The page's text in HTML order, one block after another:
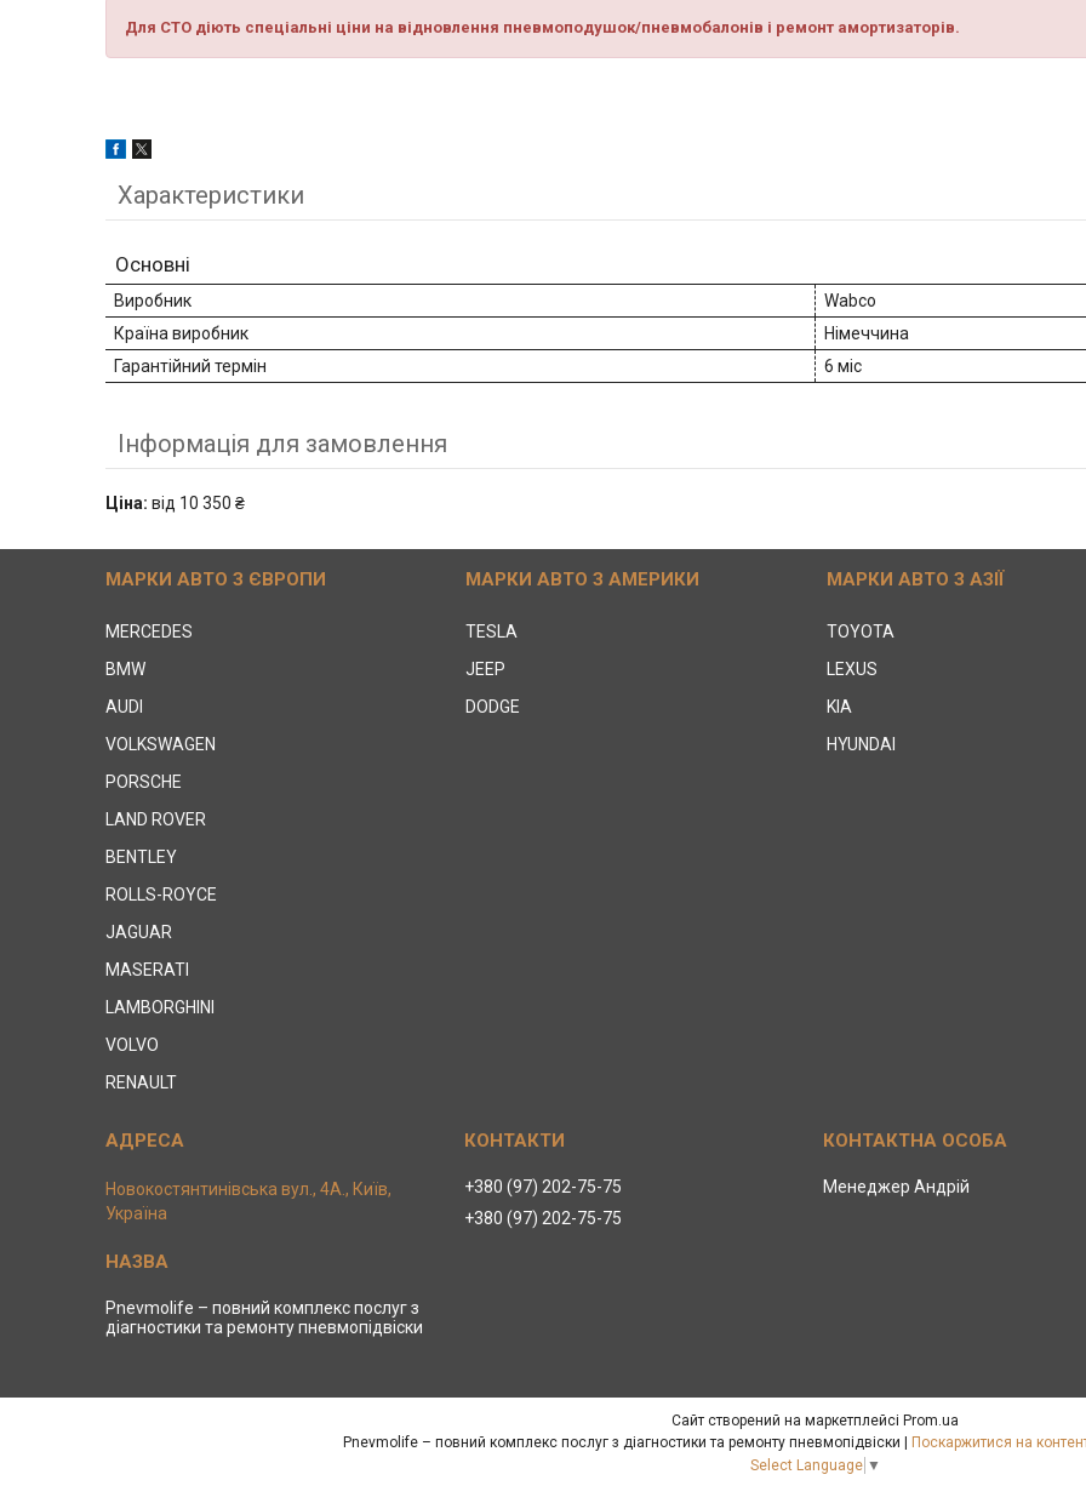
Для СТО діють спеціальні ціни на відновлення пневмоподушок/пневмобалонів і ремонт амортизаторів.
Характеристики
Основні
Виробник
Wabco
Країна виробник
Німеччина
Гарантійний термін
6 міс
Інформація для замовлення
Ціна: від 10 350 ₴
МАРКИ АВТО З ЄВРОПИ
MERCEDES
BMW
AUDI
VOLKSWAGEN
PORSCHE
LAND ROVER
BENTLEY
ROLLS-ROYCE
JAGUAR
MASERATI
LAMBORGHINI
VOLVO
RENAULT
МАРКИ АВТО З АМЕРИКИ
TESLA
JEEP
DODGE
МАРКИ АВТО З АЗІЇ
TOYOTA
LEXUS
KIA
HYUNDAI
Новокостянтинівська вул., 4А., Київ,
Україна
Pnevmolife – повний комплекс послуг з
діагностики та ремонту пневмопідвіски
+380 (97) 202-75-75
+380 (97) 202-75-75
Менеджер Андрій
Сайт створений на маркетплейсі Prom.ua
Поскаржитися на
Select Language ▼